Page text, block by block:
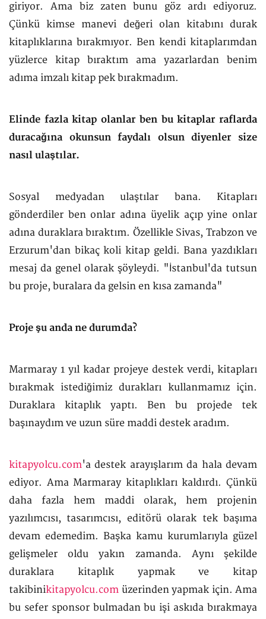
giriyor. Ama biz zaten bunu göz ardı ediyoruz.
Çünkü kimse manevi değeri olan kitabını durak
kitaplıklarına bırakmıyor. Ben kendi kitaplarımdan
yüzlerce kitap bıraktım ama yazarlardan benim
adıma imzalı kitap pek bırakmadım.
Elinde fazla kitap olanlar ben bu kitaplar raflarda
duracağına okunsun faydalı olsun diyenler size
nasıl ulaştılar.
Sosyal medyadan ulaştılar bana. Kitapları
gönderdiler ben onlar adına üyelik açıp yine onlar
adına duraklara bıraktım. Özellikle Sivas, Trabzon ve
Erzurum'dan bikaç koli kitap geldi. Bana yazdıkları
mesaj da genel olarak şöyleydi. "İstanbul'da tutsun
bu proje, buralara da gelsin en kısa zamanda"
Proje şu anda ne durumda?
Marmaray 1 yıl kadar projeye destek verdi, kitapları
bırakmak istediğimiz durakları kullanmamız için.
Duraklara kitaplık yaptı. Ben bu projede tek
başınaydım ve uzun süre maddi destek aradım.
kitapyolcu.com'a destek arayışlarım da hala devam
ediyor. Ama Marmaray kitaplıkları kaldırdı. Çünkü
daha fazla hem maddi olarak, hem projenin
yazılımcısı, tasarımcısı, editörü olarak tek başıma
devam edemedim. Başka kamu kurumlarıyla güzel
gelişmeler oldu yakın zamanda. Aynı şekilde
duraklara kitaplık yapmak ve kitap
takibinikitapyolcu.com üzerinden yapmak için. Ama
bu sefer sponsor bulmadan bu işi askıda bırakmaya